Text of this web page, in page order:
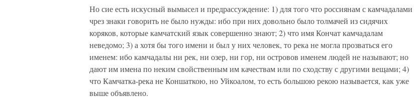
Но сие есть искусный вымысел и предрассуждение: 1) для того что россиянам с камчадалами
чрез знаки говорить не было нужды: ибо при них довольно было толмачей из сидячих
коряков, которые камчатский язык совершенно знают; 2) что имя Кончат камчадалам
неведомо; 3) а хотя бы того имени и был у них человек, то река не могла прозваться его
именем: ибо камчадалы ни рек, ни озер, ни гор, ни островов именем людей не называют; но
дают им имена по неким свойственным им качествам или по сходству с другими вещами; 4)
что Камчатка-река не Коншаткою, но Уйкоалом, то есть большою рекою называется, как уже
выше объявлено.